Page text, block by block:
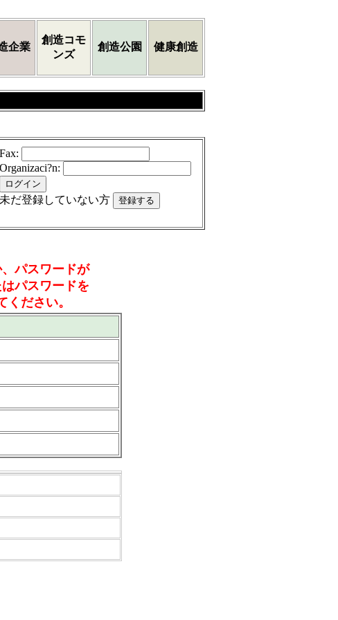
企業
創造コモ
ンズ
創造公園 健康創造
Fax:
Organizaci?n:
未だ登録していない方
パスワードが
パスワードを
ださい。